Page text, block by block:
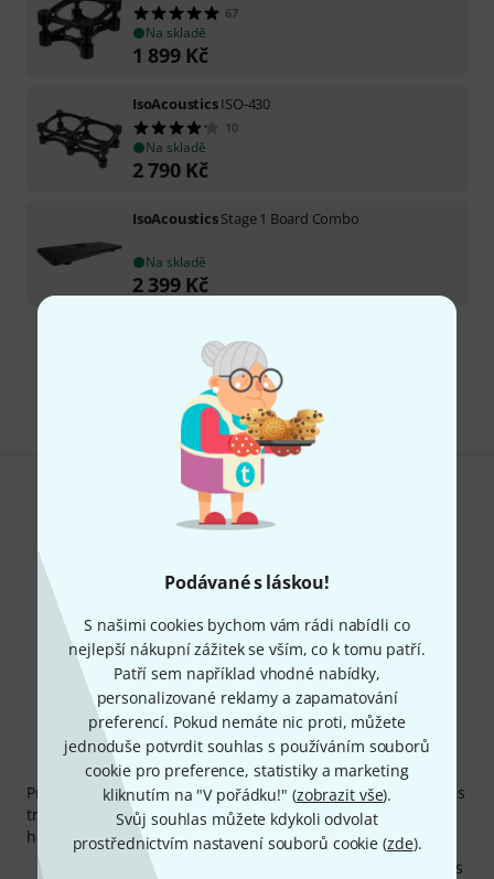
Podávané s láskou!
S našimi cookies bychom vám rádi nabídli co
nejlepší nákupní zážitek se vším, co k tomu patří.
Patří sem například vhodné nabídky,
personalizované reklamy a zapamatování
preferencí. Pokud nemáte nic proti, můžete
jednoduše potvrdit souhlas s používáním souborů
cookie pro preference, statistiky a marketing
kliknutím na "V pořádku!" (zobrazit vše).
Svůj souhlas můžete kdykoli odvolat
prostřednictvím nastavení souborů cookie (zde).
67
Na skladě
1 899 Kč
IsoAcousticsISO-430
10
Na skladě
2 790 Kč
IsoAcousticsStage 1 Board Combo
Na skladě
2 399 Kč
Doprava zdarma nad 4 900 Kč
Všechny ceny včetně DPH
Líbí se Vám, co vidíte?
Thomann newsletter
Přihlaste se k odběru Thomann newsletteru v angličtině a s
trochou štěstí vyhrajte jeden z50 dárkových kupónů
hodnotě50€!
Inspirativní příspěvky
Thomann Insights